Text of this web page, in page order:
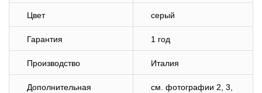
Цвет серый
Гарантия 1 год
Производство Италия
Дополнительная
cм. фотографии 2, 3,